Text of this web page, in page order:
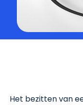
Het bezitten van